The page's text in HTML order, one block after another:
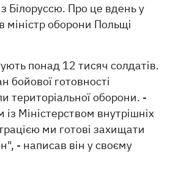
Білоруссю. Про це вдень у
міністр оборони Польщі
понад 12 тисяч солдатів.
бойової готовності
територіальної оборони. -
Міністерством внутрішніх
ми готові захищати
- написав він у своєму